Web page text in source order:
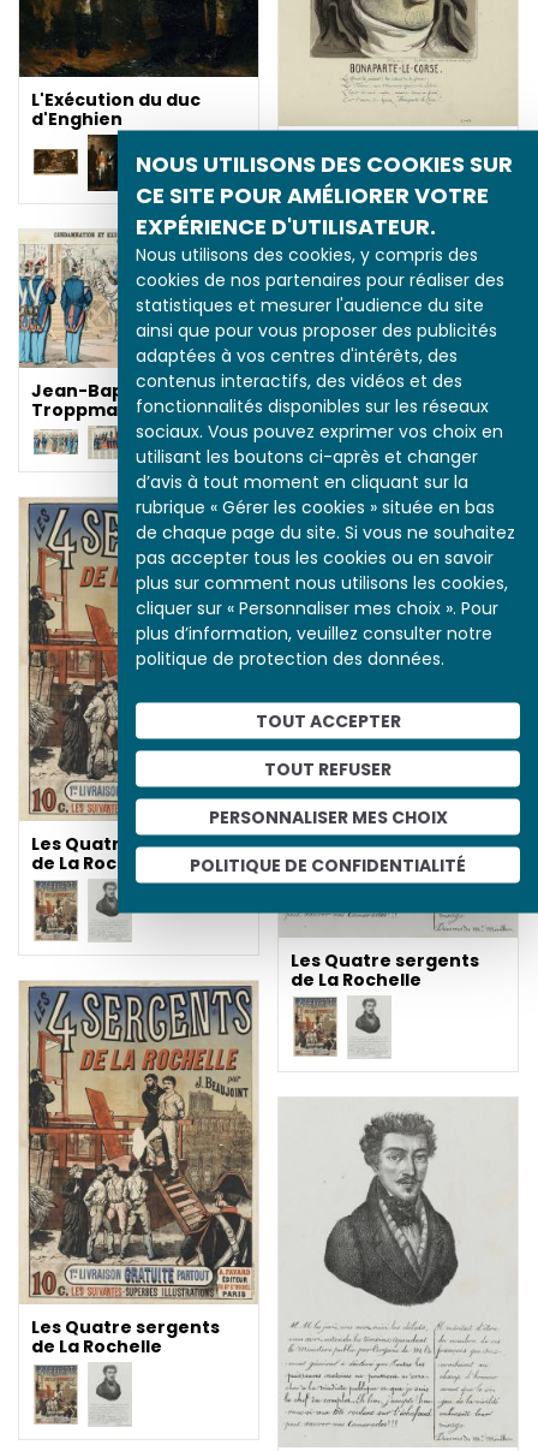
NOUS UTILISONS DES COOKIES SUR
CE SITE POUR AMÉLIORER VOTRE
EXPÉRIENCE D'UTILISATEUR.
Nous utilisons des cookies, y compris des
cookies de nos partenaires pour réaliser des
statistiques et mesurer l'audience du site
ainsi que pour vous proposer des publicités
adaptées à vos centres d'intérêts, des
contenus interactifs, des vidéos et des
fonctionnalités disponibles sur les réseaux
sociaux. Vous pouvez exprimer vos choix en
utilisant les boutons ci-après et changer
d’avis à tout moment en cliquant sur la
rubrique « Gérer les cookies » située en bas
de chaque page du site. Si vous ne souhaitez
pas accepter tous les cookies ou en savoir
plus sur comment nous utilisons les cookies,
cliquer sur « Personnaliser mes choix ». Pour
plus d’information, veuillez consulter notre
politique de protection des données.
TOUT ACCEPTER
TOUT REFUSER
PERSONNALISER MES CHOIX
POLITIQUE DE CONFIDENTIALITÉ
L'Exécution du duc
d'Enghien
d'Enghien
Jean-Baptiste
Troppmann
Jean-Baptiste
Troppmann
Les Quatre sergents
de La Rochelle
Les Quatre sergents
de La Rochelle
Les Quatre sergents
de La Rochelle